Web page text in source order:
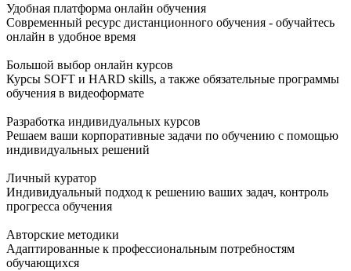
Удобная платформа онлайн обучения
Современный ресурс дистанционного обучения - обучайтесь
онлайн в удобное время
Большой выбор онлайн курсов
Курсы SOFT и HARD skills, а также обязательные программы
обучения в видеоформате
Разработка индивидуальных курсов
Решаем ваши корпоративные задачи по обучению с помощью
индивидуальных решений
Личный куратор
Индивидуальный подход к решению ваших задач, контроль
прогресса обучения
Авторские методики
Адаптированные к профессиональным потребностям
обучающихся